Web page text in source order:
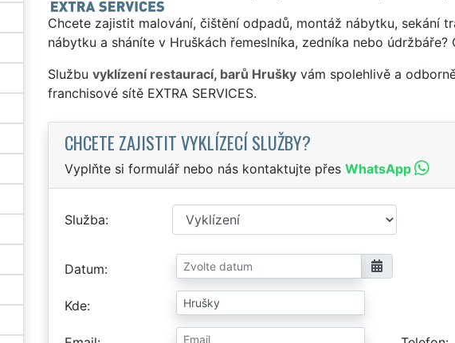
Chcete zajistit malování, čištění odpadů, montáž nábytku, sekání
nábytku a sháníte v Hruškách řemeslníka, zedníka nebo
Službu vyklízení restaurací, barů Hruškyvám spolehlivě a
franchisové sítě EXTRA SERVICES.
CHCETE ZAJISTIT VYKLÍZECÍ SLUŽBY?
Vyplňte si formulář nebo nás kontaktujte přes WhatsApp
Služba
Datum
Kde